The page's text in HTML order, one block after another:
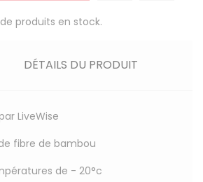
produits en stock.
DÉTAILS DU PRODUIT
LiveWise
fibre de bambou
de - 20°c